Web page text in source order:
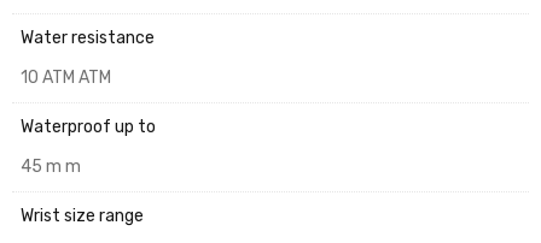
Water resistance
10 ATM ATM
Waterproof up to
45 m m
Wrist size range